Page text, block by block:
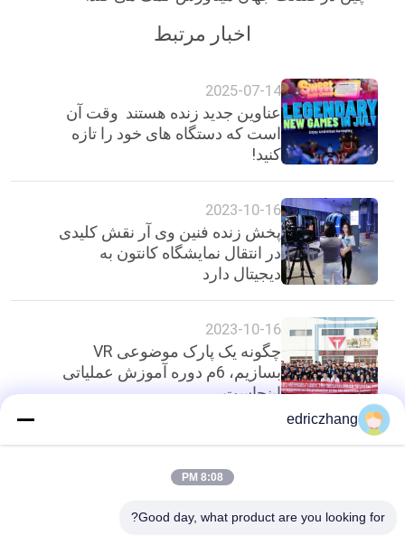
اخبار مرتبط
2025-07-14
عناوین جدید زنده هستند ️ وقت آن
است که دستگاه های خود را تازه
کنید!
2023-10-16
پخش زنده فنین وی آر نقش کلیدی
در انتقال نمایشگاه کانتون به
دیجیتال دارد
2023-10-16
چگونه یک پارک موضوعی VR
بسازیم، 6م دوره آموزش عملیاتی
اینجاست
بالا
edriczhang
8:08 PM
Good day, what product are you looking for?